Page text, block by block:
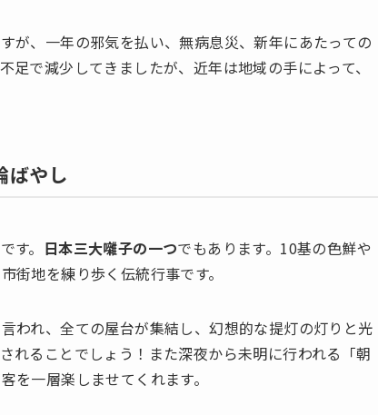
が、一年の邪気を払い、無病息災、新年にあたっての
足で減少してきましたが、近年は地域の手によって、
ばやし
す。 日本三大囃子の一つでもあります。10基の色鮮や
街地を練り歩く伝統行事です。
われ、全ての屋台が集結し、幻想的な提灯の灯りと光
れることでしょう！また深夜から未明に行われる「朝
を一層楽しませてくれます。